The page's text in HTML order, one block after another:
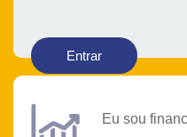
Entrar
Eu sou